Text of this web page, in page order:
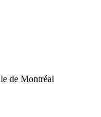
de Montréal